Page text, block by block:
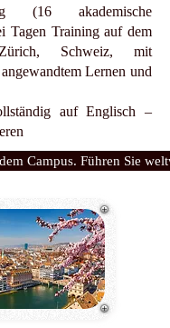
(16 akademische
Tagen Training auf dem
Schweiz, mit
Lernen und
auf Englisch –
Campus. Führen Sie